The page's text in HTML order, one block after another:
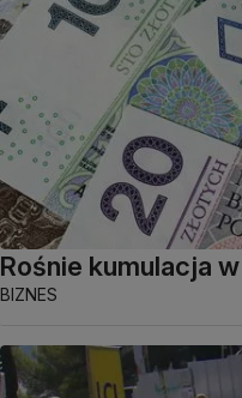
Rośnie kumulacja
BIZNES